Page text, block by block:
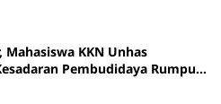
Mahasiswa KKN Unhas
Pembudidaya Rumput